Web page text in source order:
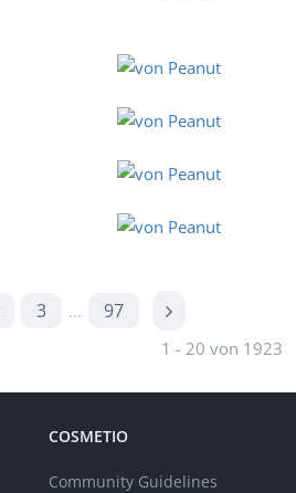
3 ... 97
1 - 20 von 1923
COSMETIO
Community Guidelines